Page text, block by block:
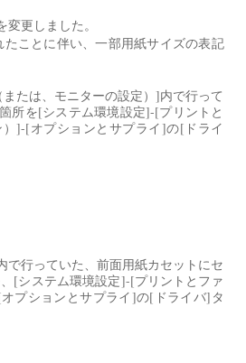
更しました。
ことに伴い、一部用紙サイズの表記
たは、モニターの設定）]内で行って
所を[システム環境設定]-[プリントと
]-[オプションとサプライ]の[ドライ
で行っていた、前面用紙カセットにセ
[システム環境設定]-[プリントとファ
プションとサプライ]の[ドライバ]タ